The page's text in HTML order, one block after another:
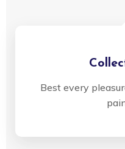
Best every